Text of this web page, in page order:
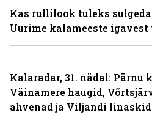
Kas rullilook tuleks
Uurime kalameeste
Kalaradar, 31. nädal: Pärnu
Väinamere haugid,
ahvenad ja Viljandi linaskid